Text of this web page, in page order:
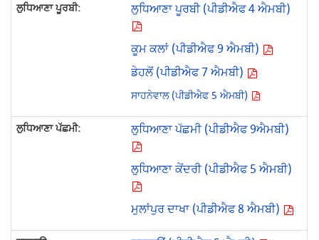
ਲੁਧਿਆਣਾ ਪੂਰਬੀ (ਪੀਡੀਐਫ 4 ਐਮਬੀ)
ਕੂਮ ਕਲਾਂ (ਪੀਡੀਐਫ 9 ਐਮਬੀ)
ਡੇਹਲੋਂ (ਪੀਡੀਐਫ 7 ਐਮਬੀ)
ਸਾਹਨੇਵਾਲ (ਪੀਡੀਐਫ 5 ਐਮਬੀ)
ਲੁਧਿਆਣਾ ਪੱਛਮੀ (ਪੀਡੀਐਫ 9ਐਮਬੀ)
ਲੁਧਿਆਣਾ ਕੇਂਦਰੀ (ਪੀਡੀਐਫ 5 ਐਮਬੀ)
ਮੁਲਾਂਪੁਰ ਦਾਖਾ (ਪੀਡੀਐਫ 8 ਐਮਬੀ)